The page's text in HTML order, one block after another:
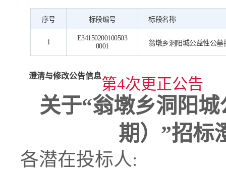
序号 标段编号 标段名称
1
E34150200100503
0001
翁墩乡洞阳城公益性公墓
澄清与修改公告信息第4次更正公告
关于“翁墩乡洞阳
期）”招标
各潜在投标人: